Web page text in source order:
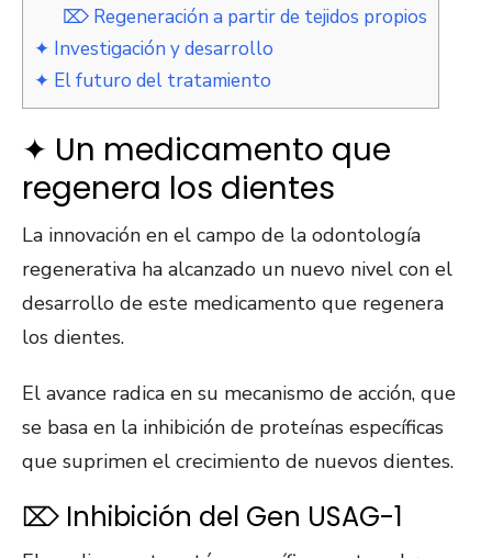
⌦ Regeneración a partir de tejidos propios
✦ Investigación y desarrollo
✦ El futuro del tratamiento
✦ Un medicamento que
regenera los dientes
La innovación en el campo de la odontología
regenerativa ha alcanzado un nuevo nivel con el
desarrollo de este medicamento que regenera
los dientes.
El avance radica en su mecanismo de acción, que
se basa en la inhibición de proteínas específicas
que suprimen el crecimiento de nuevos dientes.
⌦ Inhibición del Gen USAG-1